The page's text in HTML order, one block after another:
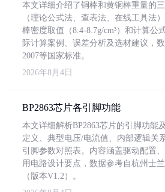
本文详细介绍了铜棒和黄铜棒重量的
（理论公式法、查表法、在线工具法
棒密度取值（8.4-8.7g/cm³）和计算公
际计算案例、误差分析及选材建议，
2007等国家标准。
2026年8月4日
BP2863芯片各引脚功能
本文详细解析BP2863芯片的引脚功能
定义、典型电压/电流值、内部逻辑关
引脚参数对照表。内容涵盖驱动配置
用电路设计要点，数据参考自杭州士
（版本V1.2）。